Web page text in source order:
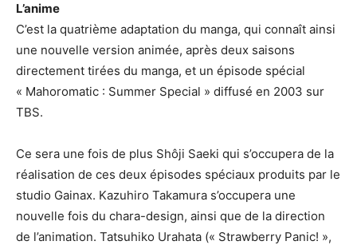
L’anime
C’est la quatrième adaptation du manga, qui connaît ainsi
une nouvelle version animée, après deux saisons
directement tirées du manga, et un épisode spécial
« Mahoromatic : Summer Special » diffusé en 2003 sur
TBS.
Ce sera une fois de plus Shôji Saeki qui s’occupera de la
réalisation de ces deux épisodes spéciaux produits par le
studio Gainax. Kazuhiro Takamura s’occupera une
nouvelle fois du chara-design, ainsi que de la direction
de l’animation. Tatsuhiko Urahata (« Strawberry Panic! »,